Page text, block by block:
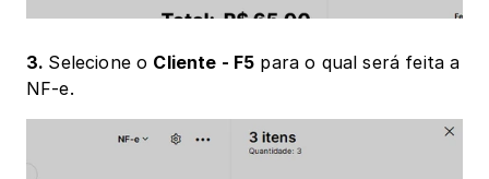
3. Selecione o Cliente - F5 para o qual será feita a
NF-e.